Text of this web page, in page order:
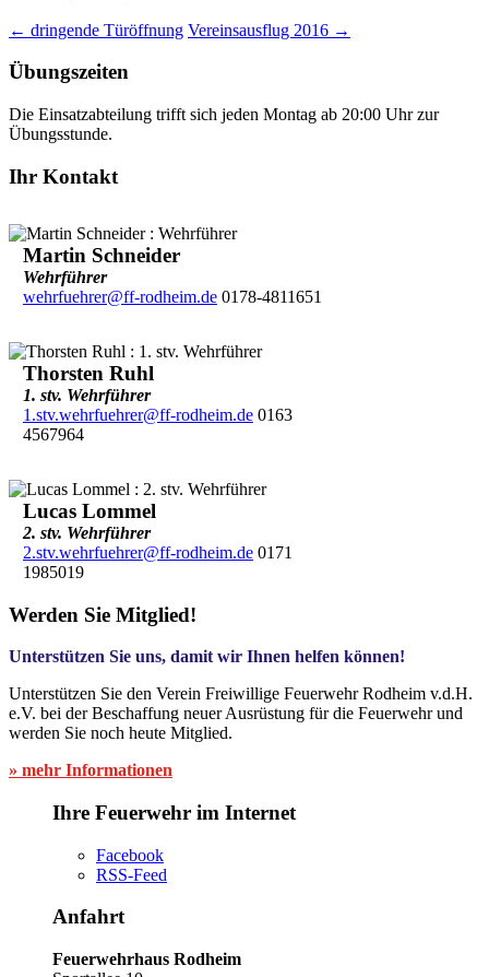
← dringende Türöffnung Vereinsausflug 2016 →
Übungszeiten
Die Einsatzabteilung trifft sich jeden Montag ab 20:00 Uhr zur
Übungsstunde.
Ihr Kontakt
Martin Schneider
Wehrführer
wehrfuehrer@ff-rodheim.de0178-4811651
Thorsten Ruhl
1. stv. Wehrführer
1.stv.wehrfuehrer@ff-rodheim.de0163
4567964
Lucas Lommel
2. stv. Wehrführer
2.stv.wehrfuehrer@ff-rodheim.de0171
1985019
Werden Sie Mitglied!
Unterstützen Sie uns, damit wir Ihnen helfen können!
Unterstützen Sie den Verein Freiwillige Feuerwehr Rodheim v.d.H.
e.V. bei der Beschaffung neuer Ausrüstung für die Feuerwehr und
werden Sie noch heute Mitglied.
» mehr Informationen
Ihre Feuerwehr im Internet
Facebook
RSS-Feed
Anfahrt
Feuerwehrhaus Rodheim